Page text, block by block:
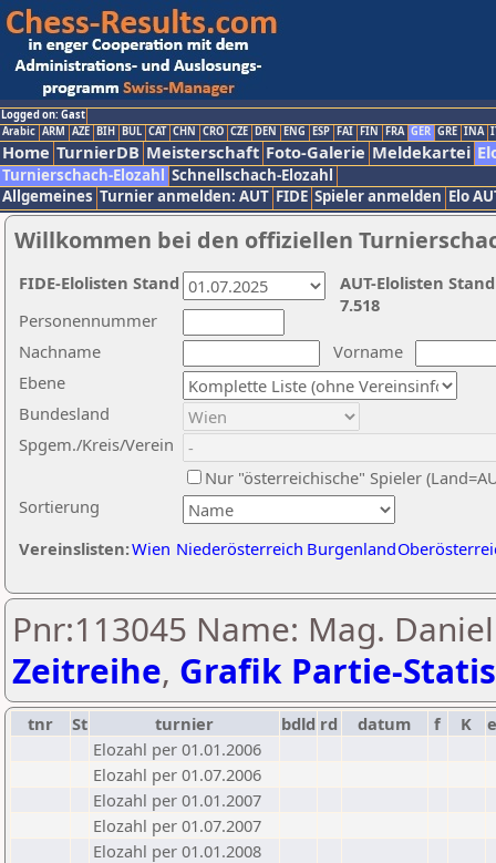
Logged on: Gast
Arabic ARM AZE BIH BUL CAT CHN CRO CZE DEN ENG ESP FAI FIN FRA GER GRE INA
Home TurnierDB Meisterschaft Foto-Galerie Meldekartei
Turnierschach-Elozahl Schnellschach-Elozahl
Allgemeines Turnier anmelden: AUT FIDE Spieler anmelden Elo
Willkommen bei den offiziellen
Nachname
Vorname
Ebene
Sortierung
Personennummer
Bundesland
Spgem./Kreis/Verein
Nur "österreichische" Spieler
Vereinslisten:Wien Niederösterreich Burgenland
AUT-Elolisten
7.518
FIDE-Elolisten Stand
Pnr:113045 Name: Mag.
Zeitreihe, Grafik Partie-
tnr St turnier bdld rd datum f K
Elozahl per 01.01.2006
Elozahl per 01.07.2006
Elozahl per 01.01.2007
Elozahl per 01.07.2007
Elozahl per 01.01.2008